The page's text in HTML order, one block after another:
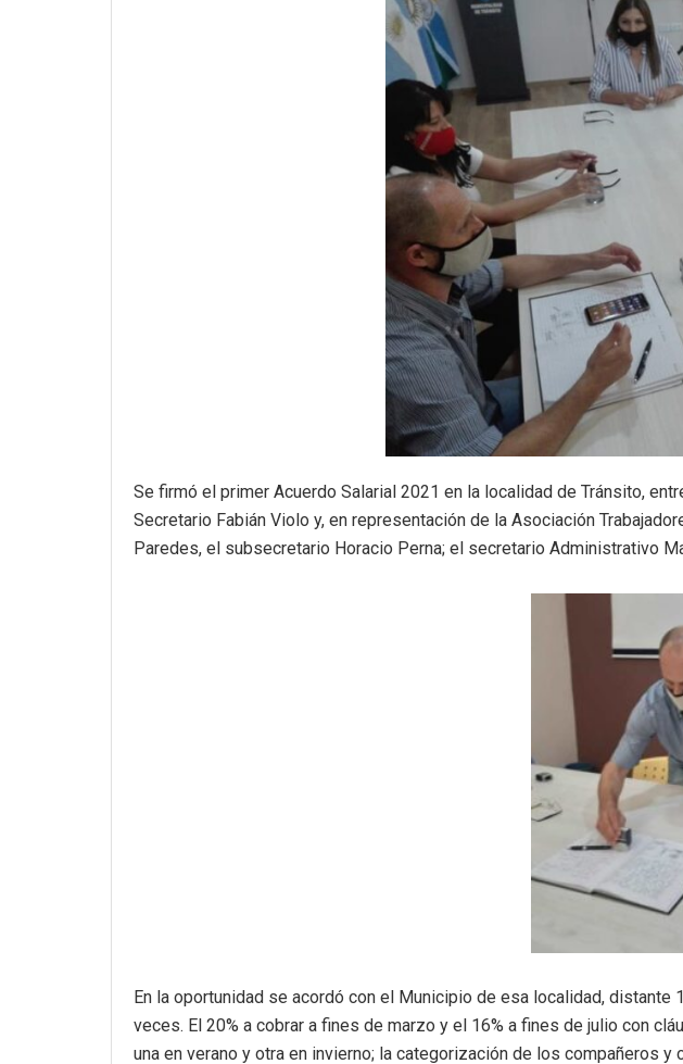
Se firmó el primer Acuerdo Salarial 2021 en la localidad de Tránsito,
Secretario Fabián Violo y, en representación de la Asociación
Paredes, el subsecretario Horacio Perna; el secretario Administrativo
En la oportunidad se acordó con el Municipio de esa localidad,
veces. El 20% a cobrar a fines de marzo y el 16% a fines de julio con
una en verano y otra en invierno; la categorización de los compañeros